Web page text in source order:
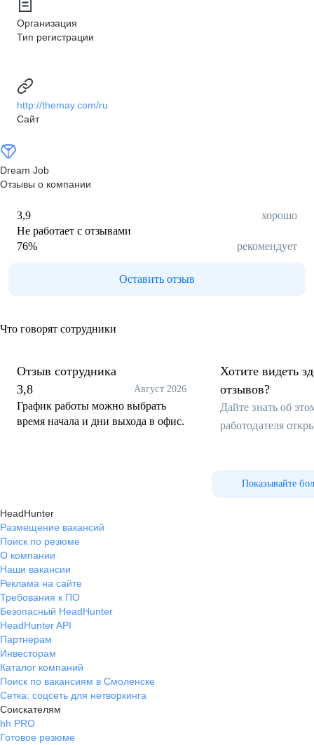
Организация
Тип регистрации
http://themay.com/ru
Сайт
Dream Job
Отзывы о компании
3,9
хорошо
Не работает с отзывами
76% рекомендует
Оставить отзыв
Что говорят сотрудники
Отзыв сотрудника
3,8
Август 2026
График работы можно выбрать
время начала и дни выхода в офис.
Хотите видеть
отзывов?
Дайте знать об
работодателя
Показывайте
HeadHunter
Размещение вакансий
Поиск по резюме
О компании
Наши вакансии
Реклама на сайте
Требования к ПО
Безопасный HeadHunter
HeadHunter API
Партнерам
Инвесторам
Каталог компаний
Поиск по вакансиям в Смоленске
Сетка: соцсеть для нетворкинга
Соискателям
hh PRO
Готовое резюме